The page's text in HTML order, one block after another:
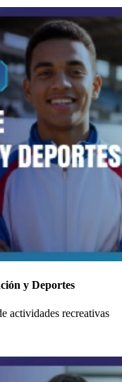
y Deportes
actividades recreativas